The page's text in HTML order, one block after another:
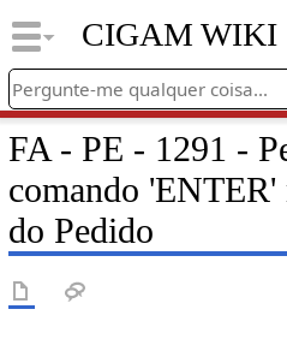
CIGAM WIKI
FA - PE - 1291 -
comando 'ENTER'
do Pedido